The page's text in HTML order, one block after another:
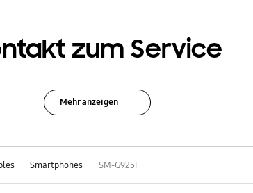
zum Service
Mehr anzeigen
Smartphones SM-G925F